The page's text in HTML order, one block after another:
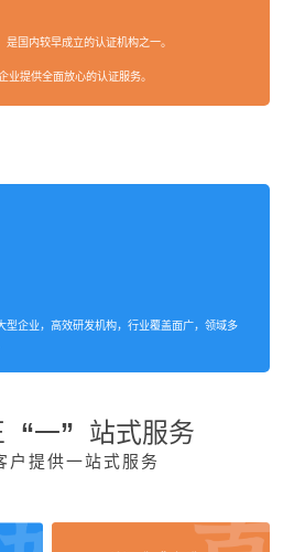
国内较早成立的认证机构之一。
业提供全面放心的认证服务。
型企业，高效研发机构，行业覆盖面广，领域多
“一” 站式服务
户提供一站式服务